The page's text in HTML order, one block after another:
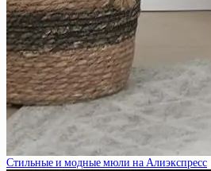
Стильные и модные мюли на Алиэкспресс